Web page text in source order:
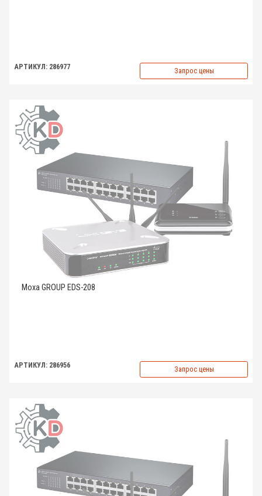
АРТИКУЛ: 286977 Запрос цены
Moxa GROUP EDS-208
АРТИКУЛ: 286956 Запрос цены